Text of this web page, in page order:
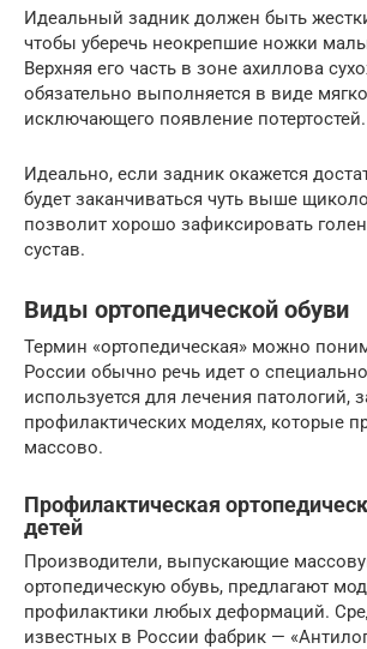
Идеальный задник должен быть
чтобы уберечь неокрепшие ножки
Верхняя его часть в зоне ахиллова
обязательно выполняется в виде
исключающего появление потертостей.
Идеально, если задник окажется
будет заканчиваться чуть выше
позволит хорошо зафиксировать
сустав.
Виды ортопедической обуви
Термин «ортопедическая» можно
России обычно речь идет о
используется для лечения патологий,
профилактических моделях, которые
массово.
Профилактическая
детей
Производители, выпускающие
ортопедическую обувь, предлагают
профилактики любых деформаций.
известных в России фабрик —